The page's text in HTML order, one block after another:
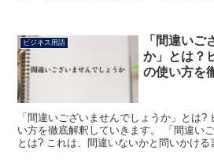
ビジネス用語
「間違いご
か」とは？
の使い方を
「間違いございませんでしょうか」とは?
い方を徹底解釈していきます。 「間違い
とは? これは、間違いないかと問いかける